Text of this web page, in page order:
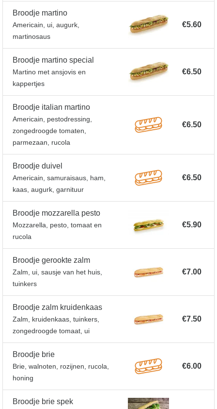
Broodje martino
Americain, ui, augurk,
martinosaus
€5.60
Broodje martino special
Martino met ansjovis en
kappertjes
€6.50
Broodje italian martino
Americain, pestodressing,
zongedroogde tomaten,
parmezaan, rucola
€6.50
Broodje duivel
Americain, samuraisaus, ham,
kaas, augurk, garnituur
€6.50
Broodje mozzarella pesto
Mozzarella, pesto, tomaat en
rucola
€5.90
Broodje gerookte zalm
Zalm, ui, sausje van het huis,
tuinkers
€7.00
Broodje zalm kruidenkaas
Zalm, kruidenkaas, tuinkers,
zongedroogde tomaat, ui
€7.50
Broodje brie
Brie, walnoten, rozijnen, rucola,
honing
€6.00
Broodje brie spek